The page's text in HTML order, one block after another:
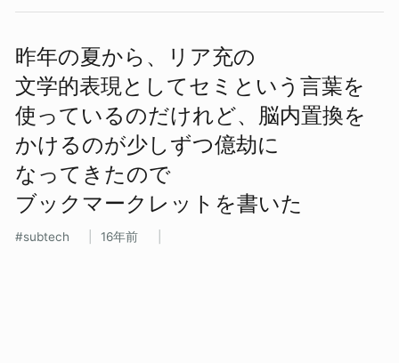
昨年の​夏から、​リア充の​
文学的表現と​して​セミと​いう​言葉を​
使っているのだけれど、​脳内置換を​
かけるのが​少しずつ億劫に​
なってきたので​
ブックマークレットを​書いた
subtech 16年前